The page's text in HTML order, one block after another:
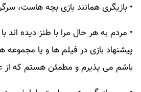
• بازیگری همانند بازی بچه هاست،
• مردم به هر حال مرا با طنز دیده اند
پیشنهاد بازی در فیلم ها و یا
باشم می پذیرم و مطمئن هستم که از